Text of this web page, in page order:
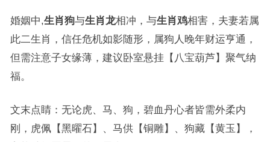
婚姻中,生肖狗与生肖龙相冲，与生肖鸡相害，夫妻若属
此二生肖，信任危机如影随形，属狗人晚年财运亨通，
但需注意子女缘薄，建议卧室悬挂【八宝葫芦】聚气纳
福。
文末点睛：无论虎、马、狗，碧血丹心者皆需外柔内
刚，虎佩【黑曜石】、马供【铜雕】、狗藏【黄玉】，